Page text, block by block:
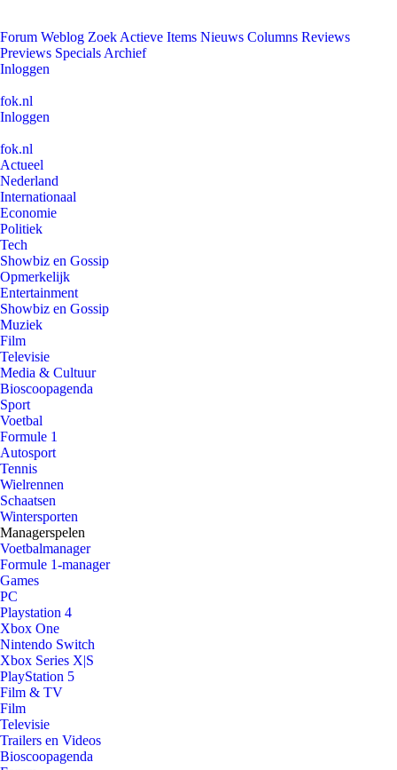
Forum Weblog Zoek Actieve Items Nieuws Columns Reviews
Previews Specials Archief
Inloggen
fok.nl
Inloggen
fok.nl
Actueel
Nederland
Internationaal
Economie
Politiek
Tech
Showbiz en Gossip
Opmerkelijk
Entertainment
Showbiz en Gossip
Muziek
Film
Televisie
Media & Cultuur
Bioscoopagenda
Sport
Voetbal
Formule 1
Autosport
Tennis
Wielrennen
Schaatsen
Wintersporten
Managerspelen
Voetbalmanager
Formule 1-manager
Games
PC
Playstation 4
Xbox One
Nintendo Switch
Xbox Series X|S
PlayStation 5
Film & TV
Film
Televisie
Trailers en Videos
Bioscoopagenda